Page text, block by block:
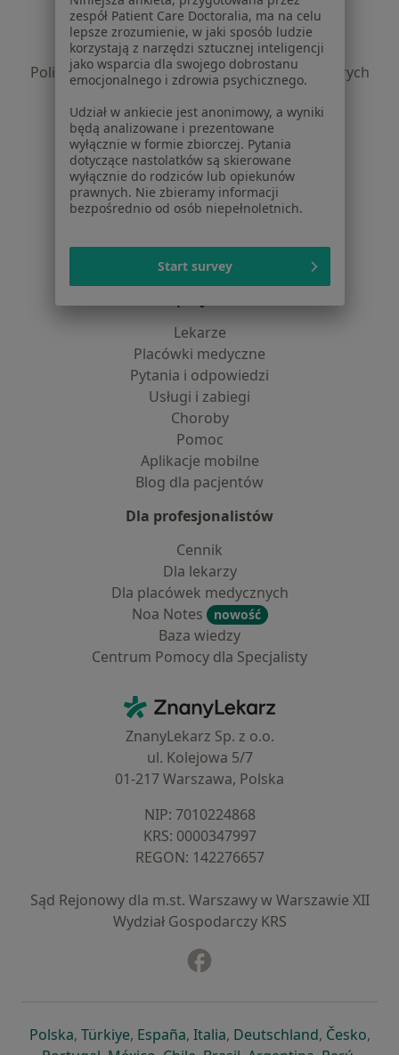
Regulamin
Polityka prywatności pacjentów
Polityka prywatności profesjonalistów
Polityka prywatności dla profesjonalistów, których
dane pozyskaliśmy samodzielnie
Polityka cookies
Jak działają wyniki wyszukiwania
Dostępność
O nas
Praca Rekrutujemy!
Partnerzy
Centrum prasowe
Kontakt
Lekarze
Placówki medyczne
Pytania i odpowiedzi
Usługi i zabiegi
Choroby
Pomoc
Aplikacje mobilne
Blog dla pacjentów
Dla profesjonalistów
Cennik
Dla lekarzy
Dla placówek medycznych
Noa Notes
nowość
Baza wiedzy
Centrum Pomocy dla Specjalisty
ZnanyLekarz - Strona główna
ZnanyLekarz Sp. z o.o.
ul. Kolejowa 5/7
01-217 Warszawa, Polska
NIP: ⁠7010224868
KRS: ⁠0000347997
REGON: ⁠142276657
Sąd Rejonowy dla m.st. Warszawy w Warszawie XII
Wydział Gospodarczy KRS
Polskaotwiera się w nowej karcie
, Türkiyeotwiera się w nowej karcie
, Españaotwiera się w nowej karcie
, Italiaotwiera się w nowej
, Deutschlandotwiera się
, Česko,
zespół Patient Care Doctoralia, ma na celu
lepsze zrozumienie, w jaki sposób ludzie
korzystają z narzędzi sztucznej inteligencji
jako wsparcia dla swojego dobrostanu
emocjonalnego i zdrowia psychicznego.
Udział w ankiecie jest anonimowy, a wyniki
będą analizowane i prezentowane
wyłącznie w formie zbiorczej. Pytania
dotyczące nastolatków są skierowane
wyłącznie do rodziców lub opiekunów
prawnych. Nie zbieramy informacji
bezpośrednio od osób niepełnoletnich.
Start survey